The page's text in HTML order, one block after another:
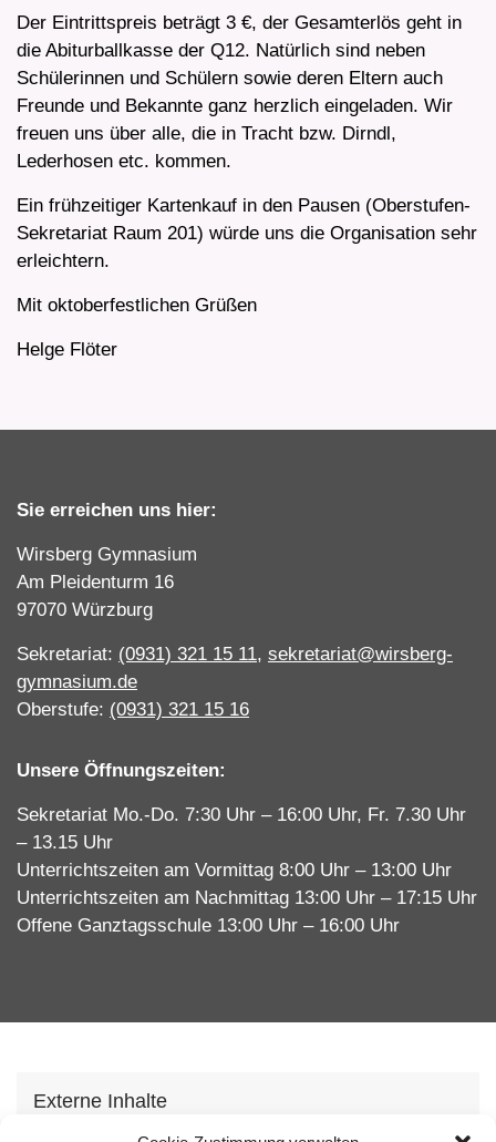
Der Eintrittspreis beträgt 3 €, der Gesamterlös geht in
die Abiturballkasse der Q12. Natürlich sind neben
Schülerinnen und Schülern sowie deren Eltern auch
Freunde und Bekannte ganz herzlich eingeladen. Wir
freuen uns über alle, die in Tracht bzw. Dirndl,
Lederhosen etc. kommen.
Ein frühzeitiger Kartenkauf in den Pausen (Oberstufen-
Sekretariat Raum 201) würde uns die Organisation sehr
erleichtern.
Mit oktoberfestlichen Grüßen
Helge Flöter
Sie erreichen uns hier:
Wirsberg Gymnasium
Am Pleidenturm 16
97070 Würzburg
Sekretariat: (0931) 321 15 11, sekretariat@wirsberg-
gymnasium.de
Oberstufe: (0931) 321 15 16
Unsere Öffnungszeiten:
Sekretariat Mo.-Do. 7:30 Uhr – 16:00 Uhr, Fr. 7.30 Uhr
– 13.15 Uhr
Unterrichtszeiten am Vormittag 8:00 Uhr – 13:00 Uhr
Unterrichtszeiten am Nachmittag 13:00 Uhr – 17:15 Uhr
Offene Ganztagsschule 13:00 Uhr – 16:00 Uhr
Externe Inhalte